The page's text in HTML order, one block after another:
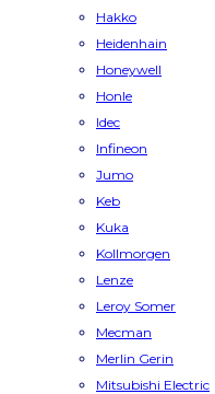
Hakko
Heidenhain
Honeywell
Honle
Idec
Infineon
Jumo
Keb
Kuka
Kollmorgen
Lenze
Leroy Somer
Mecman
Merlin Gerin
Mitsubishi Electric